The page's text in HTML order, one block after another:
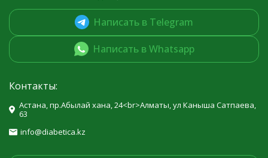
Написать в Telegram
Написать в Whatsapp
Контакты:
Астана, пр.Абылай хана, 24<br>Алматы, ул Каныша Сатпаева,
63
info@diabetica.kz